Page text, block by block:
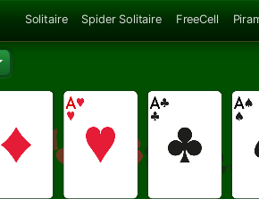
Solitaire Spider Solitaire FreeCell